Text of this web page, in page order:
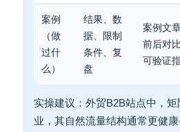
案例
（做
过什
么）
结果、数
据、限制
条件、复
盘
案例文
前后对
可验证
实操建议：外贸B2B站点中，
业，其自然流量结构通常更健